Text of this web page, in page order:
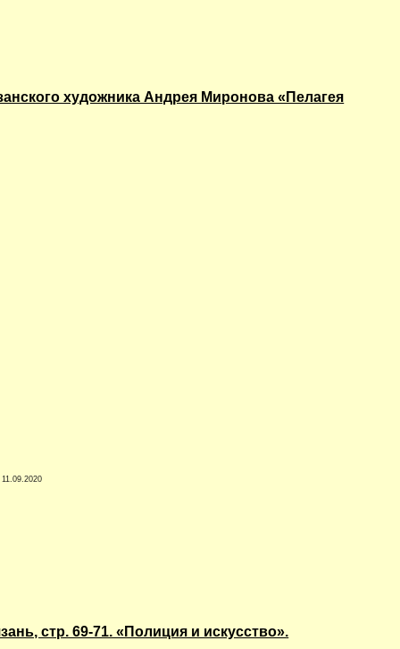
художника Андрея Миронова «Пелагея
11.09.2020
стр. 69-71. «Полиция и искусство».